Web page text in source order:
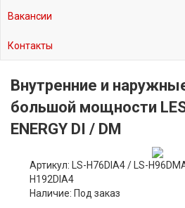
Вакансии
Контакты
Внутренние и
большой мощности
ENERGY DI / DM
Артикул: LS-H76DIA4 / LS-
H192DIA4
Наличие: Под заказ